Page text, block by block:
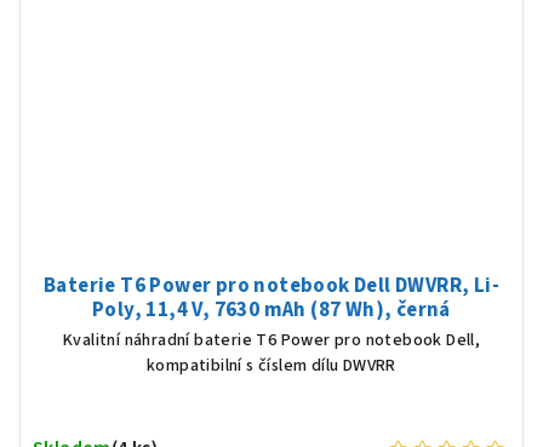
Baterie T6 Power pro notebook Dell DWVRR, Li-
Poly, 11,4 V, 7630 mAh (87 Wh), černá
Kvalitní náhradní baterie T6 Power pro notebook Dell,
kompatibilní s číslem dílu DWVRR